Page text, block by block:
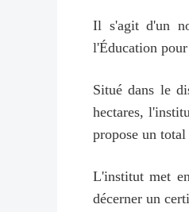
Il s'agit d'un
l'Éducation
Situé dans le
hectares,
propose un
L'institut met
décerner un